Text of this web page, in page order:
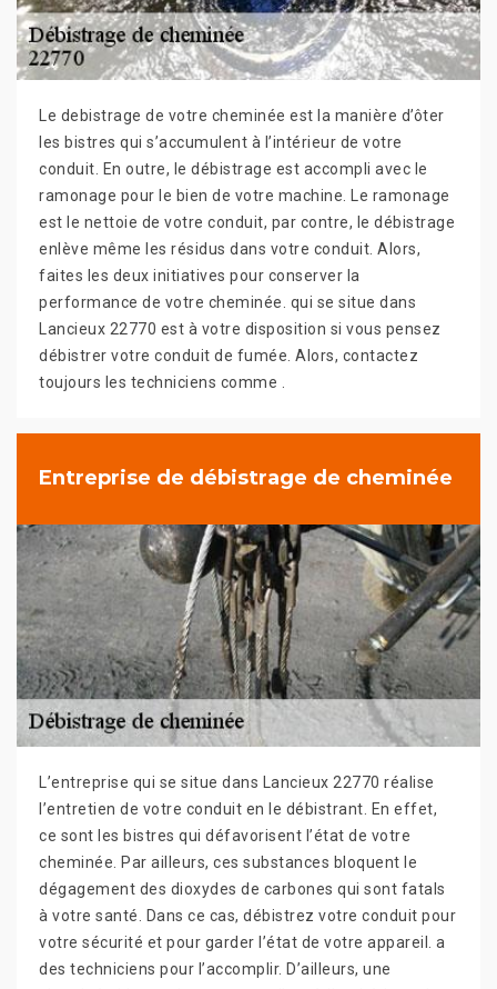
Le debistrage de votre cheminée est la manière d’ôter
les bistres qui s’accumulent à l’intérieur de votre
conduit. En outre, le débistrage est accompli avec le
ramonage pour le bien de votre machine. Le ramonage
est le nettoie de votre conduit, par contre, le débistrage
enlève même les résidus dans votre conduit. Alors,
faites les deux initiatives pour conserver la
performance de votre cheminée. qui se situe dans
Lancieux 22770 est à votre disposition si vous pensez
débistrer votre conduit de fumée. Alors, contactez
toujours les techniciens comme .
Entreprise de débistrage de cheminée
L’entreprise qui se situe dans Lancieux 22770 réalise
l’entretien de votre conduit en le débistrant. En effet,
ce sont les bistres qui défavorisent l’état de votre
cheminée. Par ailleurs, ces substances bloquent le
dégagement des dioxydes de carbones qui sont fatals
à votre santé. Dans ce cas, débistrez votre conduit pour
votre sécurité et pour garder l’état de votre appareil. a
des techniciens pour l’accomplir. D’ailleurs, une